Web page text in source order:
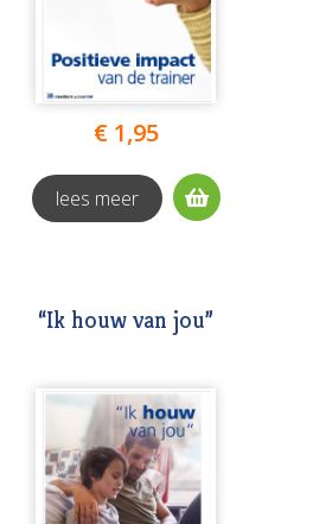
€ 1,95
lees meer
“Ik houw van jou”